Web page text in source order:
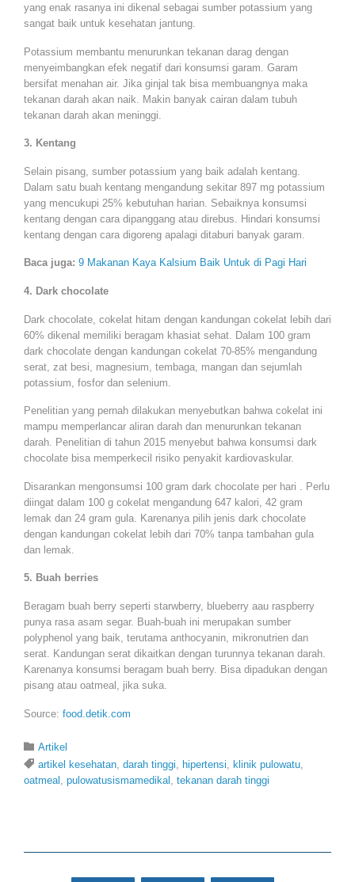
yang enak rasanya ini dikenal sebagai sumber potassium yang
sangat baik untuk kesehatan jantung.
Potassium membantu menurunkan tekanan darag dengan
menyeimbangkan efek negatif dari konsumsi garam. Garam
bersifat menahan air. Jika ginjal tak bisa membuangnya maka
tekanan darah akan naik. Makin banyak cairan dalam tubuh
tekanan darah akan meninggi.
3. Kentang
Selain pisang, sumber potassium yang baik adalah kentang.
Dalam satu buah kentang mengandung sekitar 897 mg potassium
yang mencukupi 25% kebutuhan harian. Sebaiknya konsumsi
kentang dengan cara dipanggang atau direbus. Hindari konsumsi
kentang dengan cara digoreng apalagi ditaburi banyak garam.
Baca juga: 9 Makanan Kaya Kalsium Baik Untuk di Pagi Hari
4. Dark chocolate
Dark chocolate, cokelat hitam dengan kandungan cokelat lebih dari
60% dikenal memiliki beragam khasiat sehat. Dalam 100 gram
dark chocolate dengan kandungan cokelat 70-85% mengandung
serat, zat besi, magnesium, tembaga, mangan dan sejumlah
potassium, fosfor dan selenium.
Penelitian yang pernah dilakukan menyebutkan bahwa cokelat ini
mampu memperlancar aliran darah dan menurunkan tekanan
darah. Penelitian di tahun 2015 menyebut bahwa konsumsi dark
chocolate bisa memperkecil risiko penyakit kardiovaskular.
Disarankan mengonsumsi 100 gram dark chocolate per hari . Perlu
diingat dalam 100 g cokelat mengandung 647 kalori, 42 gram
lemak dan 24 gram gula. Karenanya pilih jenis dark chocolate
dengan kandungan cokelat lebih dari 70% tanpa tambahan gula
dan lemak.
5. Buah berries
Beragam buah berry seperti starwberry, blueberry aau raspberry
punya rasa asam segar. Buah-buah ini merupakan sumber
polyphenol yang baik, terutama anthocyanin, mikronutrien dan
serat. Kandungan serat dikaitkan dengan turunnya tekanan darah.
Karenanya konsumsi beragam buah berry. Bisa dipadukan dengan
pisang atau oatmeal, jika suka.
Source: food.detik.com
 Category
Artikel
 Tags
artikel kesehatan darah tinggi hipertensi klinik pulowatu
oatmeal pulowatusismamedikal tekanan darah tinggi